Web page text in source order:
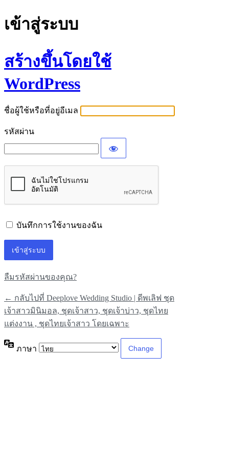
เข้าสู่ระบบ
สร้างขึ้นโดยใช้
WordPress
ชื่อผู้ใช้หรือที่อยู่อีเมล
รหัสผ่าน
บันทึกการใช้งานของฉัน
ลืมรหัสผ่านของคุณ?
← กลับไปที่ Deeplove Wedding Studio | ดีพเลิฟ ชุด
เจ้าสาวมินิมอล, ชุดเจ้าสาว, ชุดเจ้าบ่าว, ชุดไทย
แต่งงาน , ชุดไทยเจ้าสาว โดยเฉพาะ
ภาษา